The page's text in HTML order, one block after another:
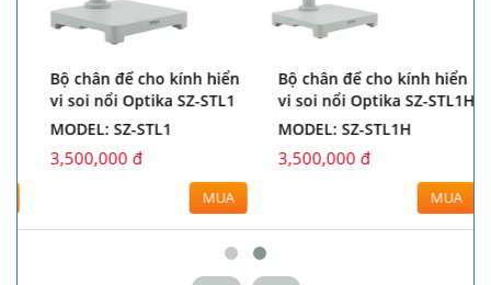
Bộ chân đế cho kính hiển
vi soi nổi Optika SZ-STL1
MODEL: SZ-STL1
3,500,000 đ
MUA
Bộ chân đế cho kính hiển
vi soi nổi Optika SZ-STL1H
MODEL: SZ-STL1H
3,500,000 đ
MUA